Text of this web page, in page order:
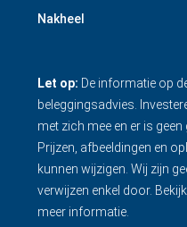
Nakheel
Let op: De informatie op
beleggingsadvies.
met zich mee en er is
Prijzen, afbeeldingen en
kunnen wijzigen. Wij zijn
verwijzen enkel door.
meer informatie.